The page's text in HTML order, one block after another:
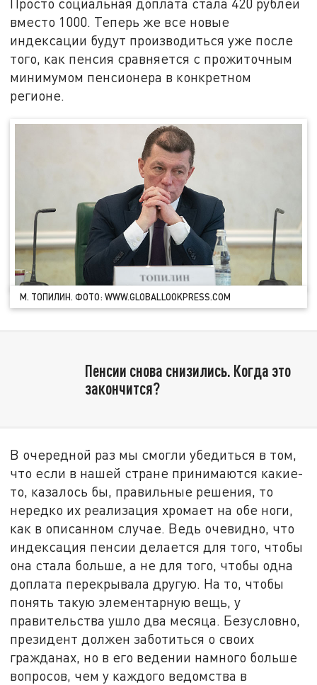
вместо 1000. Теперь же все новые
индексации будут производиться уже после
того, как пенсия сравняется с прожиточным
минимумом пенсионера в конкретном
регионе.
М. ТОПИЛИН. ФОТО: WWW.GLOBALLOOKPRESS.COM
Пенсии снова снизились. Когда это
закончится?
В очередной раз мы смогли убедиться в том,
что если в нашей стране принимаются какие-
то, казалось бы, правильные решения, то
нередко их реализация хромает на обе ноги,
как в описанном случае. Ведь очевидно, что
индексация пенсии делается для того, чтобы
она стала больше, а не для того, чтобы одна
доплата перекрывала другую. На то, чтобы
понять такую элементарную вещь, у
правительства ушло два месяца. Безусловно,
президент должен заботиться о своих
гражданах, но в его ведении намного больше
вопросов, чем у каждого ведомства в